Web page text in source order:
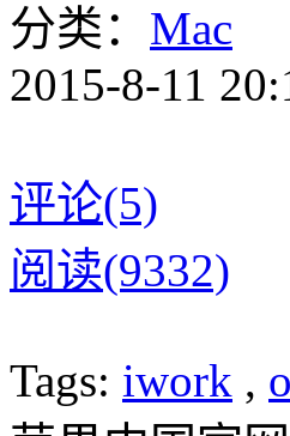
分类： Mac
2015-8-11
评论(5)
阅读(9332)
Tags: iwork ,